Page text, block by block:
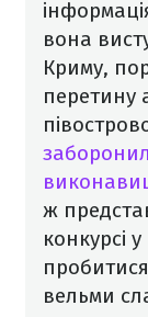
вона
Криму,
перетину
ж
конкурсі
вельми